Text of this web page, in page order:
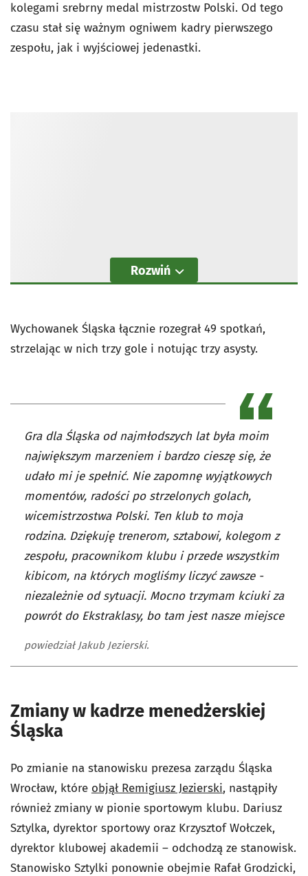
kolegami srebrny medal mistrzostw Polski. Od tego
czasu stał się ważnym ogniwem kadry pierwszego
zespołu, jak i wyjściowej jedenastki.
Rozwiń
Wychowanek Śląska łącznie rozegrał 49 spotkań,
strzelając w nich trzy gole i notując trzy asysty.
Gra dla Śląska od najmłodszych lat była moim
największym marzeniem i bardzo cieszę się, że
udało mi je spełnić. Nie zapomnę wyjątkowych
momentów, radości po strzelonych golach,
wicemistrzostwa Polski. Ten klub to moja
rodzina. Dziękuję trenerom, sztabowi, kolegom z
zespołu, pracownikom klubu i przede wszystkim
kibicom, na których mogliśmy liczyć zawsze -
niezależnie od sytuacji. Mocno trzymam kciuki za
powrót do Ekstraklasy, bo tam jest nasze miejsce
powiedział Jakub Jezierski.
Zmiany w kadrze menedżerskiej
Śląska
Po zmianie na stanowisku prezesa zarządu Śląska
Wrocław, które objął Remigiusz Jezierski, nastąpiły
również zmiany w pionie sportowym klubu. Dariusz
Sztylka, dyrektor sportowy oraz Krzysztof Wołczek,
dyrektor klubowej akademii – odchodzą ze stanowisk.
Stanowisko Sztylki ponownie obejmie Rafał Grodzicki,